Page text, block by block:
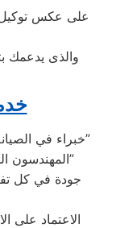
على عكس توكيل
والذى يدعمك
“خبراء في الصيانة: خدمات المهندسين لهاير تضمن أفضل أداء”
“المهندسون المدربون: صيانة هاير بيد خبراء في الميدان”